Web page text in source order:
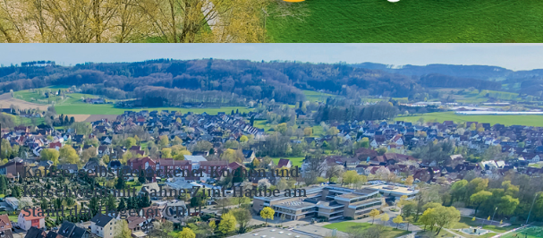
Kaffee, selbstgebackener Kuchen und
Kirschwein mit Sahne-Zimt-Haube am
Stand der Hagener CDU!